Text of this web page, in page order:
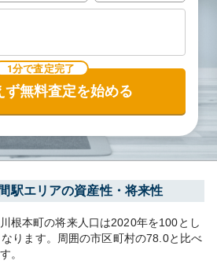
1分で査定完了
ず無料査定を始める
駅エリアの資産性・将来性
根本町の将来人口は2020年を100とし
ります。 周囲の市区町村の78.0と比べ
。